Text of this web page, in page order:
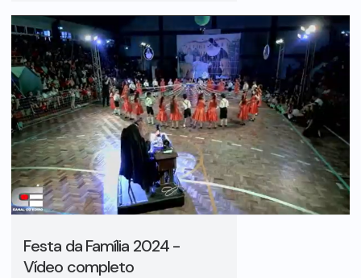
Festa da Família 2024 -
Vídeo completo